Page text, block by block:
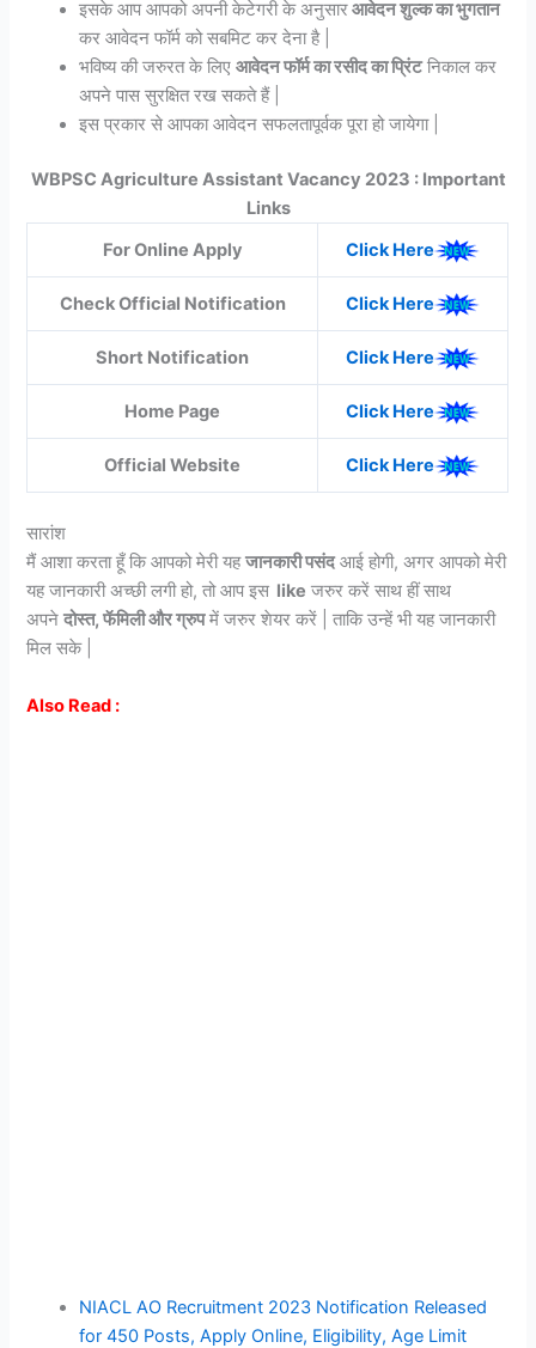
इसके आप आपको अपनी केटेगरी के अनुसारआवेदन शुल्क का भुगतान
कर आवेदन फॉर्म को सबमिट कर देना है |
भविष्य की जरुरत के लिएआवेदन फॉर्म का रसीद का प्रिंटनिकाल कर
अपने पास सुरक्षित रख सकते हैं |
इस प्रकार से आपका आवेदन सफलतापूर्वक पूरा हो जायेगा |
WBPSC Agriculture Assistant Vacancy 2023 : Important
Links
For Online Apply
Click Here
Check Official Notification Click Here
Short Notification Click Here
Home Page Click Here
Official Website Click Here
सारांश
मैं आशा करता हूँ कि आपको मेरी यहजानकारी पसंदआई होगी, अगर आपको मेरी
यह जानकारी अच्छी लगी हो, तो आप इस like जरुर करें साथ हीं साथ
अपनेदोस्त, फॅमिली और ग्रुपमें जरुर शेयर करें | ताकि उन्हें भी यह जानकारी
मिल सके |
Also Read :
NIACL AO Recruitment 2023 Notification Released
for 450 Posts, Apply Online, Eligibility, Age Limit